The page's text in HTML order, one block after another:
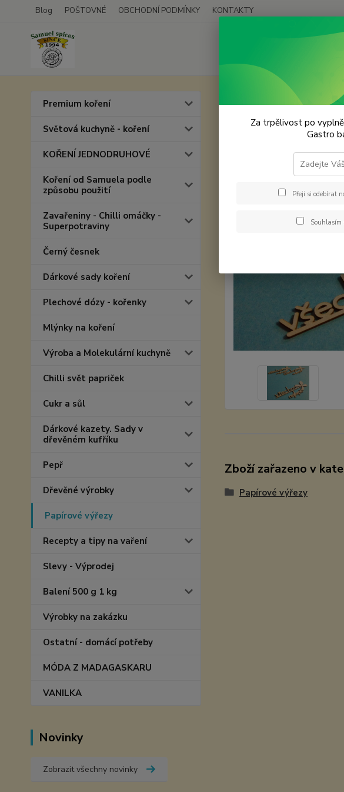
Blog POŠTOVNÉ OBCHODNÍ PODMÍNKY KONTAKTY
Premium koření
Světová kuchyně - koření
KOŘENÍ JEDNODRUHOVÉ
Koření od Samuela podle
způsobu použití
Zavařeniny - Chilli omáčky -
Superpotraviny
Černý česnek
Dárkové sady koření
Plechové dózy - kořenky
Mlýnky na koření
Výroba a Molekulární kuchyně
Chilli svět papriček
Cukr a sůl
Dárkové kazety. Sady v
dřevěném kufříku
Pepř
Dřevěné výrobky
Papírové výřezy
Recepty a tipy na vaření
Slevy - Výprodej
Balení 500 g 1 kg
Výrobky na zakázku
Ostatní - domácí potřeby
MÓDA Z MADAGASKARU
VANILKA
Novinky
Zobrazit všechny novinky
Papírové výřezy
Všechno
Zboží zařazeno v
Papírové výřezy
Za trpělivost po
Gastro
Přeji si odebírat
Souhlasím